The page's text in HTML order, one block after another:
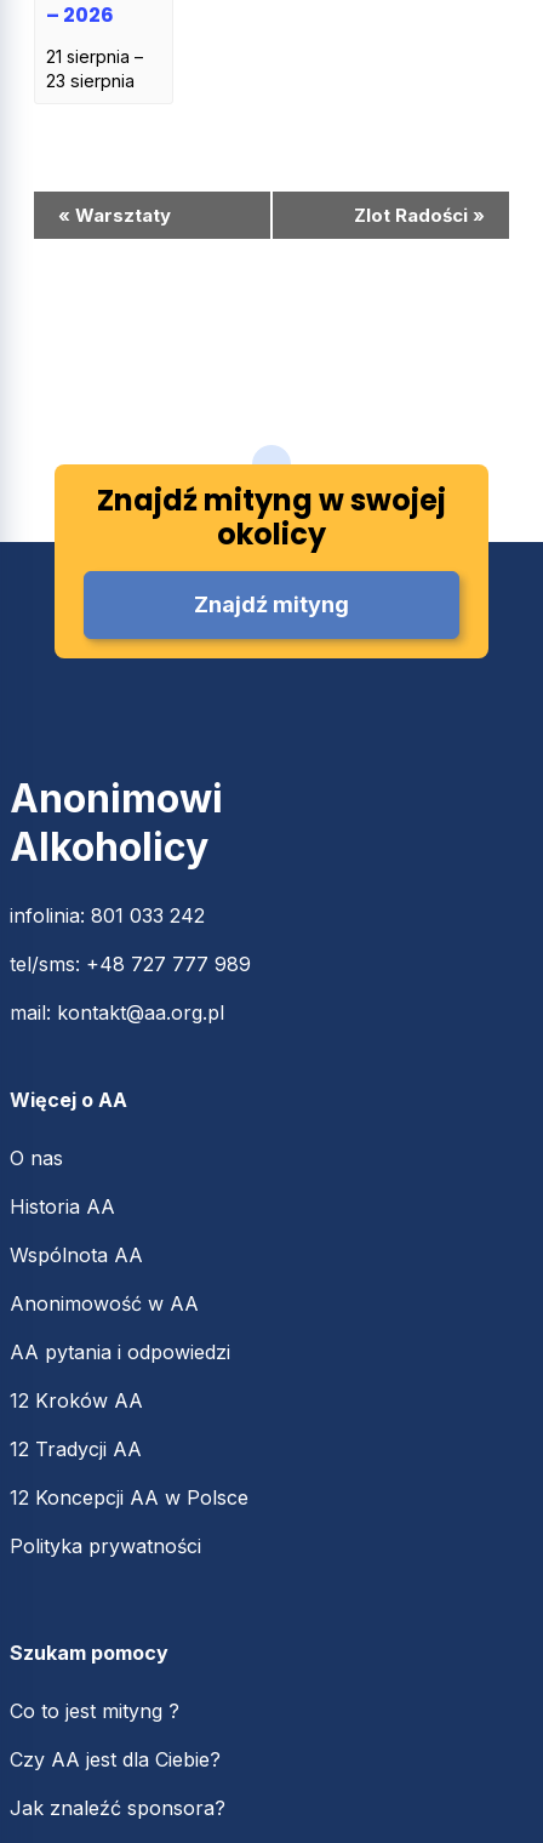
– 2026
21 sierpnia –
23 sierpnia
Wydarzenie
Nawigacja
« Warsztaty Zlot Radości »
Znajdź mityng w swojej
okolicy
Znajdź mityng
Anonimowi
Alkoholicy
infolinia: 801 033 242
tel/sms: +48 727 777 989
mail: kontakt@aa.org.pl
Więcej o AA
O nas
Historia AA
Wspólnota AA
Anonimowość w AA
AA pytania i odpowiedzi
12 Kroków AA
12 Tradycji AA
12 Koncepcji AA w Polsce
Polityka prywatności
Szukam pomocy
Co to jest mityng ?
Czy AA jest dla Ciebie?
Jak znaleźć sponsora?